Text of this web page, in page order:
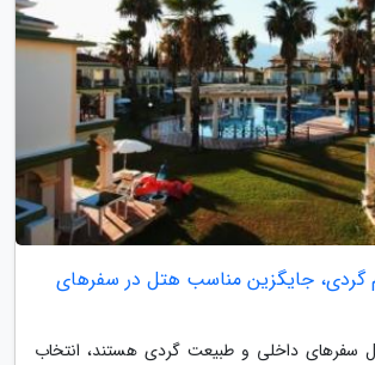
گردی، جایگزین مناسب هتل در سفرهای
سفرهای داخلی و طبیعت گردی هستند، انتخاب